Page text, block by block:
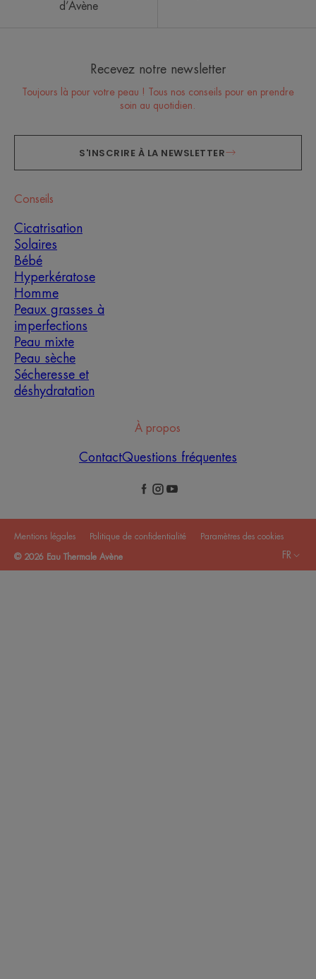
d’Avène
Recevez notre newsletter
Toujours là pour votre peau ! Tous nos conseils pour en prendre
soin au quotidien.
S'INSCRIRE À LA NEWSLETTER
Conseils
Cicatrisation
Solaires
Bébé
Hyperkératose
Homme
Peaux grasses à
imperfections
Peau mixte
Peau sèche
Sécheresse et
déshydratation
À propos
ContactQuestions fréquentes
Mentions légales Politique de confidentialité Paramètres des cookies
© 2026 Eau Thermale Avène FR